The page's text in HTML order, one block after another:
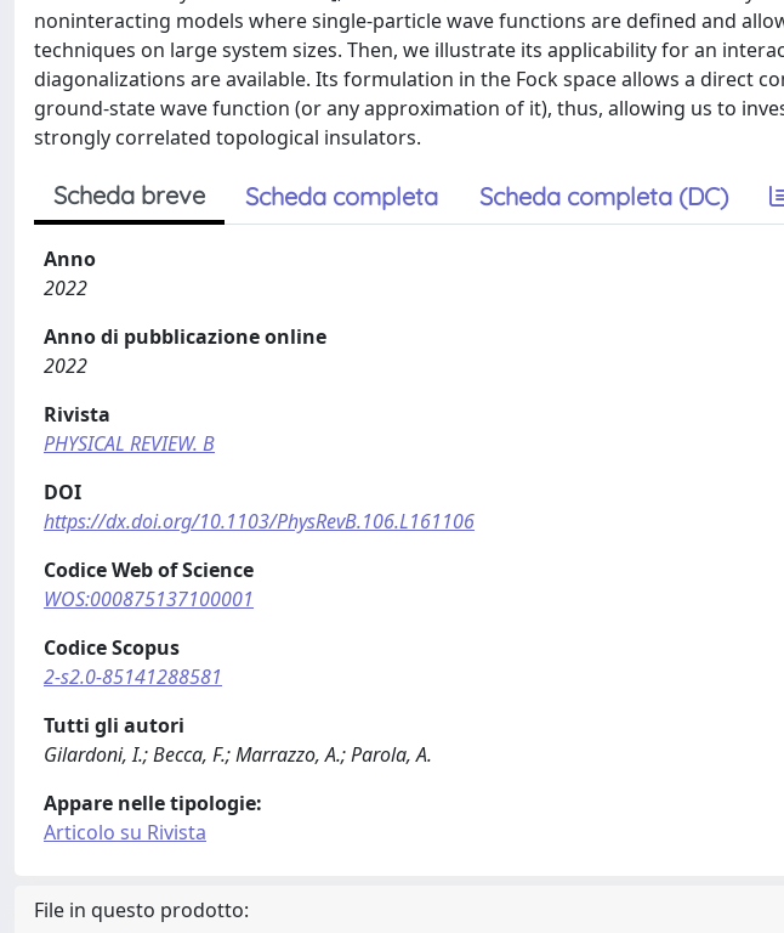
noninteracting models where single-particle wave functions are defined and
techniques on large system sizes. Then, we illustrate its applicability for an
diagonalizations are available. Its formulation in the Fock space allows a direct
ground-state wave function (or any approximation of it), thus, allowing us to
strongly correlated topological insulators.
Scheda breve Scheda completa Scheda completa (DC)
Anno
2022
Anno di pubblicazione online
2022
Rivista
PHYSICAL REVIEW. B
DOI
https://dx.doi.org/10.1103/PhysRevB.106.L161106
Codice Web of Science
WOS:000875137100001
Codice Scopus
2-s2.0-85141288581
Tutti gli autori
Gilardoni, I.; Becca, F.; Marrazzo, A.; Parola, A.
Appare nelle tipologie:
Articolo su Rivista
File in questo prodotto: